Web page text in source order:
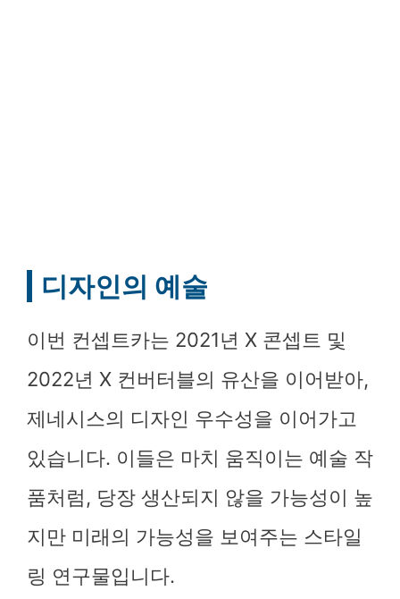
디자인의 예술
이번 컨셉트카는 2021년 X 콘셉트 및
2022년 X 컨버터블의 유산을 이어받아,
제네시스의 디자인 우수성을 이어가고
있습니다. 이들은 마치 움직이는 예술 작
품처럼, 당장 생산되지 않을 가능성이 높
지만 미래의 가능성을 보여주는 스타일
링 연구물입니다.